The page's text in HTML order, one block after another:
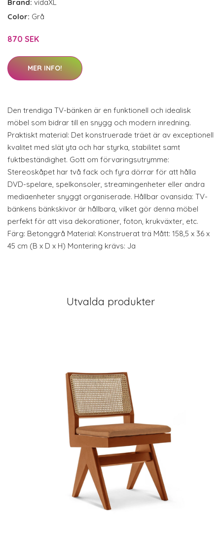
Brand: vidaXL
Color: Grå
870 SEK
MER INFO!
Den trendiga TV-bänken är en funktionell och idealisk
möbel som bidrar till en snygg och modern inredning.
Praktiskt material: Det konstruerade träet är av exceptionell
kvalitet med slät yta och har styrka, stabilitet samt
fuktbeständighet. Gott om förvaringsutrymme:
Stereoskåpet har två fack och fyra dörrar för att hålla
DVD-spelare, spelkonsoler, streamingenheter eller andra
mediaenheter snyggt organiserade. Hållbar ovansida: TV-
bänkens bänkskivor är hållbara, vilket gör denna möbel
perfekt för att visa dekorationer, foton, krukväxter, etc.
Färg: Betonggrå Material: Konstruerat trä Mått: 158,5 x 36 x
45 cm (B x D x H) Montering krävs: Ja
Utvalda produkter